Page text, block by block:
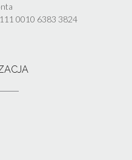
0010 6383 3824